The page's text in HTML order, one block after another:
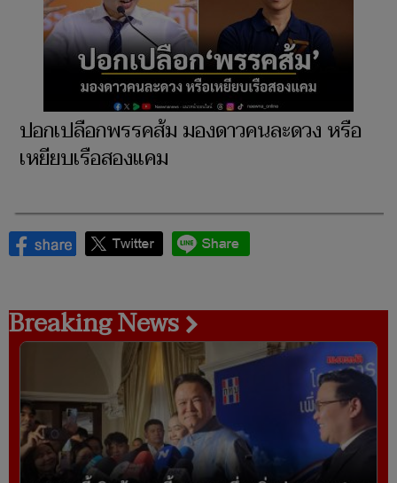
ปอกเปลือกพรรคส้ม มองดาวคนละดวง หรือ
เหยียบเรือสองแคม
Breaking News